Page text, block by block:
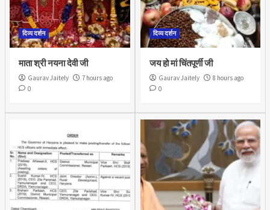
दिव्य दर्शन
माता श्री नयना देवी जी
Gaurav Jaitely
7 hours ago
0
दिव्य दर्शन
जय हो मां चिंतपूर्णी जी
Gaurav Jaitely
8 hours ago
0